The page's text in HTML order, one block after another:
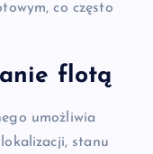
co często
flotą
umożliwia
stanu